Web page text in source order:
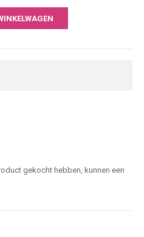
gekocht hebben, kunnen een